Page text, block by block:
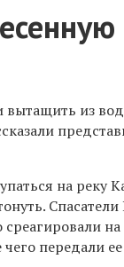
вытащить из
на реку
передали